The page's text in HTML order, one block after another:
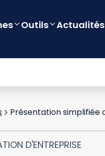
Outils Actualités
D'ENTREPRISE